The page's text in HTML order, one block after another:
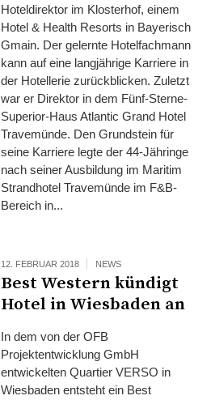
Hoteldirektor im Klosterhof, einem
Hotel & Health Resorts in Bayerisch
Gmain. Der gelernte Hotelfachmann
kann auf eine langjährige Karriere in
der Hotellerie zurückblicken. Zuletzt
war er Direktor in dem Fünf-Sterne-
Superior-Haus Atlantic Grand Hotel
Travemünde. Den Grundstein für
seine Karriere legte der 44-Jähringe
nach seiner Ausbildung im Maritim
Strandhotel Travemünde im F&B-
Bereich in...
12. FEBRUAR 2018 NEWS
Best Western kündigt
Hotel in Wiesbaden an
In dem von der OFB
Projektentwicklung GmbH
entwickelten Quartier VERSO in
Wiesbaden entsteht ein Best